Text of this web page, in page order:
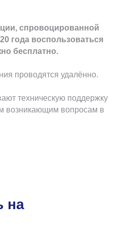
спровоцированной
года воспользоваться
бесплатно.
проводятся удалённо.
техническую поддержку
возникающим вопросам в
обработки